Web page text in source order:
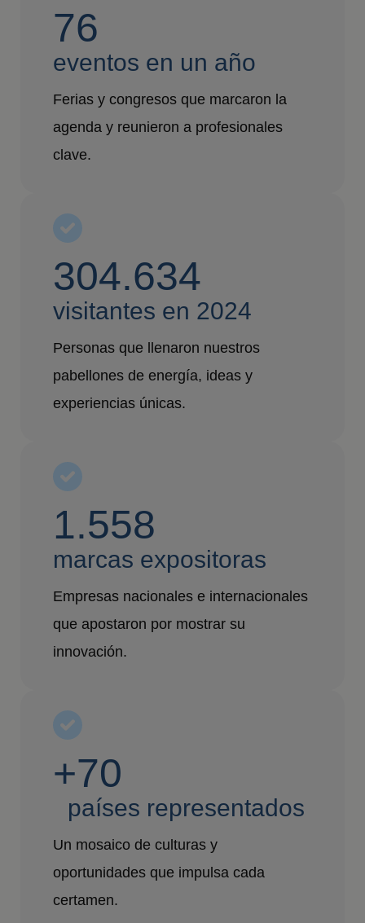
76
eventos en un año
Ferias y congresos que marcaron la
agenda y reunieron a profesionales
clave.
304.634
visitantes en 2024
Personas que llenaron nuestros
pabellones de energía, ideas y
experiencias únicas.
1.558
marcas expositoras
Empresas nacionales e internacionales
que apostaron por mostrar su
innovación.
+70
países representados
Un mosaico de culturas y
oportunidades que impulsa cada
certamen.